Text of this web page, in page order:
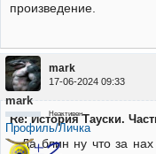
произведение.
mark
17-06-2024 09:33
mark
Неактивен
Профиль/Личка
Re: История Тауски.
Да блин ну что за